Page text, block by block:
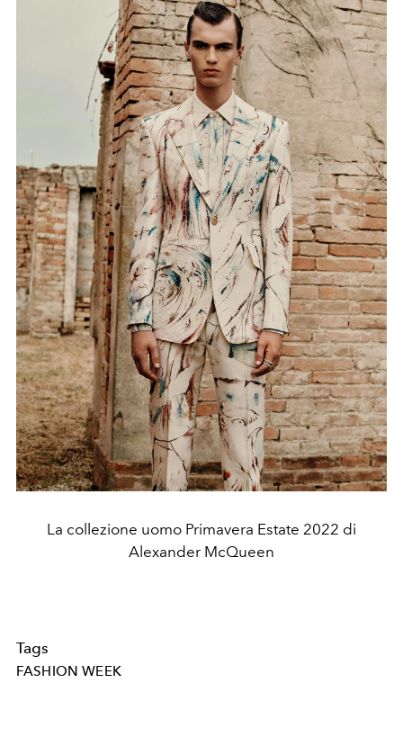
La collezione uomo Primavera Estate 2022 di
Alexander McQueen
Tags
FASHION WEEK